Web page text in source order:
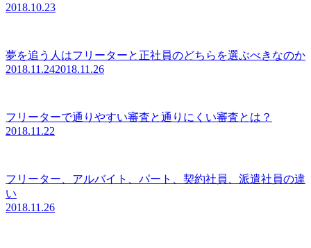
2018.10.23
夢を追う人はフリーターと正社員のどちらを選ぶべきなのか
2018.11.242018.11.26
フリーターで通りやすい審査と通りにくい審査とは？
2018.11.22
フリーター、アルバイト、パート、契約社員、派遣社員の違
い
2018.11.26